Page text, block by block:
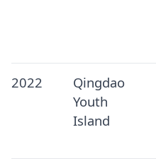
2022
Qingdao
Youth
Island